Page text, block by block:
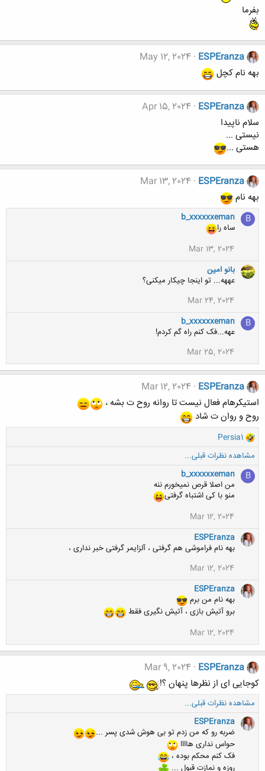
بفرما
ESPEranza
May 12, 2024
بهه نام کچل
ESPEranza
Apr 15, 2024
سلام ناپیدا
نیستی ...
هستی ...
ESPEranza
Mar 13, 2024
بهه نام
B
b_xxxxxxeman
ساه را
Mar 13, 2024
بانو امین
عههه... تو اینجا چیکار میکنی؟
Mar 24, 2024
B
b_xxxxxxeman
عهه...فک کنم راه گم کردم!
Mar 25, 2024
ESPEranza
Mar 12, 2024
استیکرهام فعال نیست تا روانه روح ت بشه ،
روح و روان ت شاد
و
ک
ن
ش
Persia1
مشاهده نظرات قبلی...
B
b_xxxxxxeman
من اصلا قرص نمیخورم ننه
منو با کی اشتباه گرفتی
Mar 12, 2024
ESPEranza
بهه نام فراموشی هم گرفتی ، آلزایمر گرفتی خبر نداری ،
Mar 12, 2024
ESPEranza
بهه نام من برم
برو آتیش بازی ، آتیش نگیری فقط
Mar 12, 2024
ESPEranza
Mar 9, 2024
کوجایی ای از نظرها پنهان ؟!
مشاهده نظرات قبلی...
ESPEranza
ضربه رو که من زدم تو بی هوش شدی پسر ...
حواس نداری هاااا
فک کنم محکم بوده ،
روزه و نمازت قبول ...